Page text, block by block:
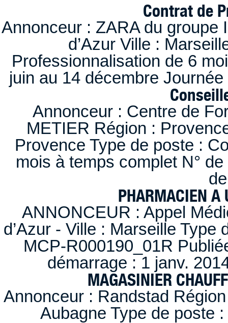
Contrat de
Annonceur : ZARA du
d’Azur Ville :
Professionnalisation de 6
juin au 14 décembre
Annonceur : Centre de
METIER Région :
Provence Type de poste :
mois à temps complet N°
PHARMACIEN A
ANNONCEUR : Appel
d’Azur - Ville : Marseille
MCP-R000190_01R
démarrage : 1 janv.
MAGASINIER
Annonceur : Randstad
Aubagne Type de poste